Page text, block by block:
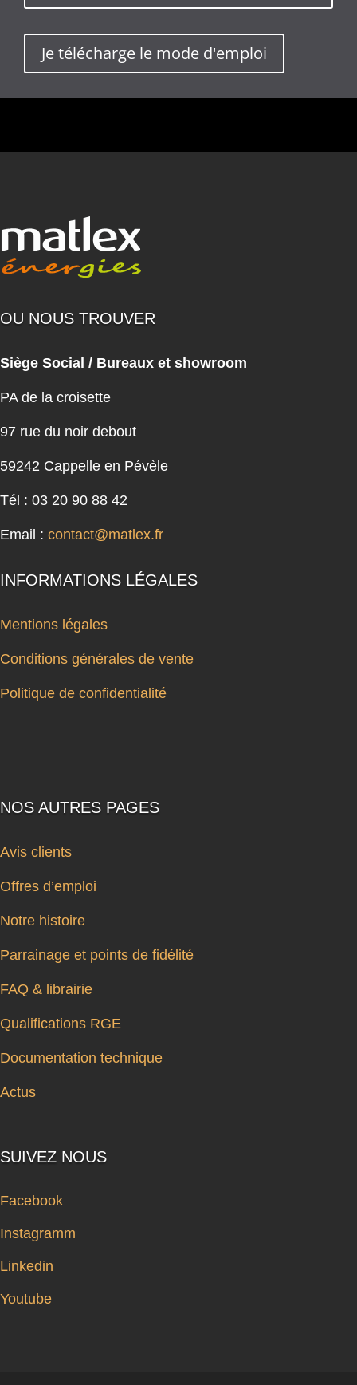
Je télécharge le mode d'emploi
OU NOUS TROUVER
Siège Social / Bureaux et showroom
PA de la croisette
97 rue du noir debout
59242 Cappelle en Pévèle
Tél : 03 20 90 88 42
Email : contact@matlex.fr
INFORMATIONS LÉGALES
Mentions légales
Conditions générales de vente
Politique de confidentialité
NOS AUTRES PAGES
Avis clients
Offres d’emploi
Notre histoire
Parrainage et points de fidélité
FAQ & librairie
Qualifications RGE
Documentation technique
Actus
SUIVEZ NOUS
Facebook
Instagramm
Linkedin
Youtube